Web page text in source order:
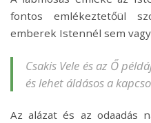
fontos emlékeztetőül
emberek Istennél sem
Csakis Vele és az Ő
és lehet áldásos a
Az alázat és az odaadás